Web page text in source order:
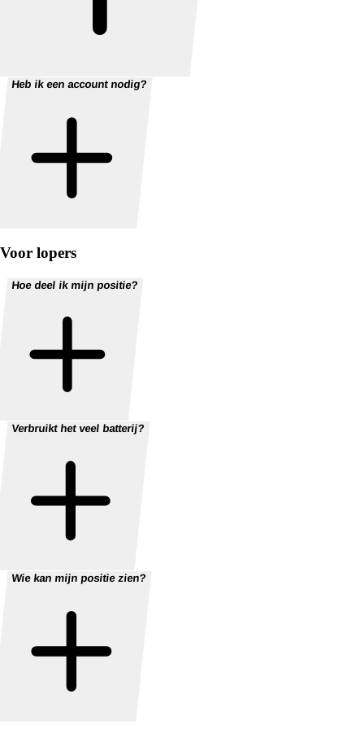
Heb ik een account nodig?
Voor lopers
Hoe deel ik mijn positie?
Verbruikt het veel batterij?
Wie kan mijn positie zien?